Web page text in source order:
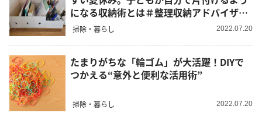
になる収納術とは＃整理収納アドバイザー
宅実例
掃除・暮らし 2022.07.20
たまりがちな「輪ゴム」が大活躍！DIYで
つかえる“意外と便利な活用術”
掃除・暮らし 2022.07.20